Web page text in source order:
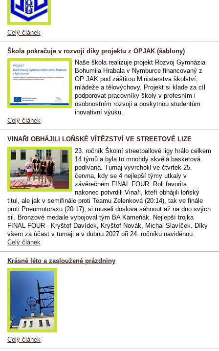
Celý článek
Škola pokračuje v rozvoji díky projektu z OPJAK (šablony)
Naše škola realizuje projekt Rozvoj Gymnázia
Bohumila Hrabala v Nymburce financovaný z
OP JAK pod záštitou Ministerstva školství,
mládeže a tělovýchovy. Projekt si klade za cíl
podporovat pracovníky školy v profesním i
osobnostním rozvoji a poskytnou studentům
inovativní výuku.
Celý článek
VINAŘI OBHÁJILI LOŇSKÉ VÍTĚZSTVÍ VE STREETOVÉ LIZE
23. ročník Školní streetballové ligy hrálo celkem
14 týmů a byla to mnohdy skvělá basketová
podívaná. Turnaj vyvrcholil ve čtvrtek 25.
června, kdy se 4 nejlepší týmy utkaly v
závěrečném FINAL FOUR. Roli favorita
nakonec potvrdili Vinaři, kteří obhájili loňský
titul, ale jak v semifinále proti Teamu Zelenková (20:14), tak ve finále
proti Pneumotoraxu (20:17), si museli doslova sáhnout až na dno svých
sil. Bronzové medaile vybojoval tým BA Kameňák. Nejlepší trojka
FINAL FOUR - Kryštof Davídek, Kryštof Novák, Michal Slavíček. Díky
všem za účast v turnaji a v dubnu 2027 při 24. ročníku naviděnou.
Celý článek
Krásné léto a zasloužené prázdniny
Celý článek